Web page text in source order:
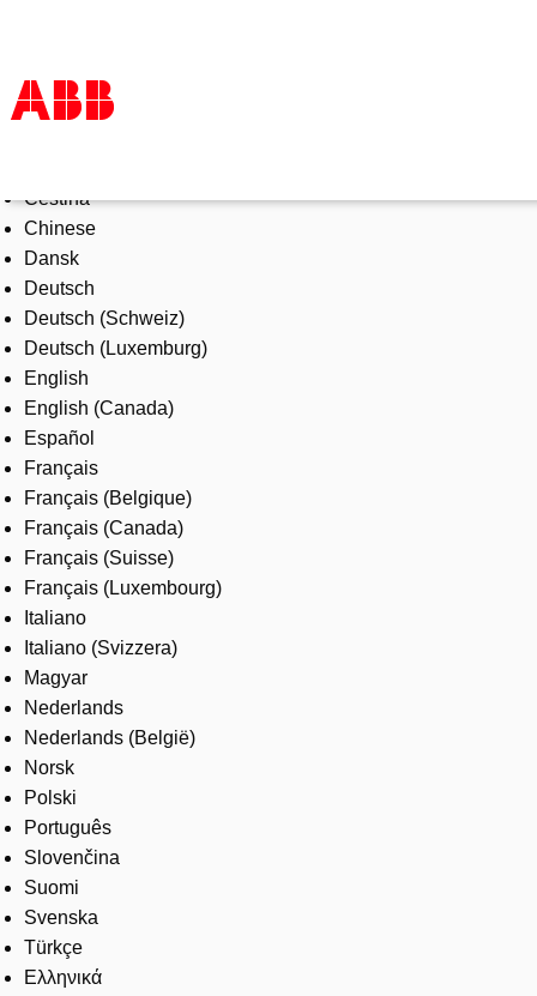
Products & Solutions
Industries
Services
About us
Where to buy
Contact us
Careers
Čeština
Chinese
Dansk
Deutsch
Deutsch (Schweiz)
Deutsch (Luxemburg)
English
English (Canada)
Español
Français
Français (Belgique)
Français (Canada)
Français (Suisse)
Français (Luxembourg)
Italiano
Italiano (Svizzera)
Magyar
Nederlands
Nederlands (België)
Norsk
Polski
Português
Slovenčina
Suomi
Svenska
Türkçe
Ελληνικά